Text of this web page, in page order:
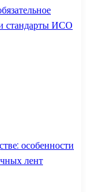
стандарты ИСО
особенности
лент